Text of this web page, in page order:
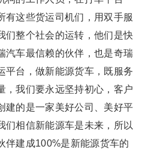
有这些货运司机们，用双手服
们整个社会的运转，他们是快
汽车最信赖的伙伴，也是奇瑞
平台，做新能源货车，既服务
，我们要永远坚持初心，客户
建的是一家美好公司、美好平
们相信新能源车是未来，所以
伴建成100%是新能源货车的